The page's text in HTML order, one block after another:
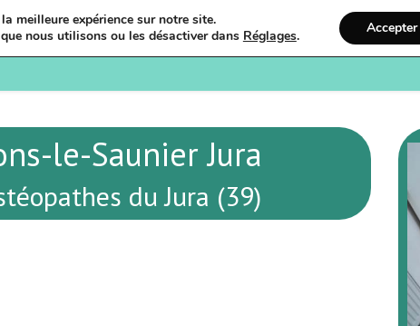
Bienvenue Ostéopathie
le-Saunier Jura
du Jura (39)
meilleure expérience sur notre site.
nous utilisons ou les désactiver dans Réglages. Accepter